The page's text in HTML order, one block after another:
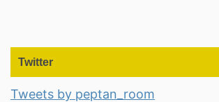
Twitter
Tweets by peptan_room